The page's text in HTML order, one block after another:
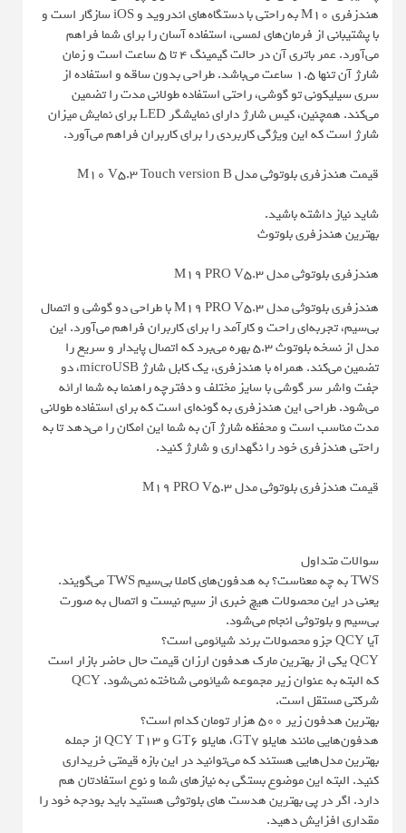
هندزفری M10 به راحتی با دستگاه‌های اندروید و iOS سازگار است و
با پشتیبانی از فرمان‌های لمسی، استفاده آسان را برای شما فراهم
می‌آورد. عمر باتری آن در حالت گیمینگ 4 تا 5 ساعت است و زمان
شارژ آن تنها 1.5 ساعت می‌باشد. طراحی بدون ساقه و استفاده از
سری سیلیکونی تو گوشی، راحتی استفاده طولانی مدت را تضمین
می‌کند. همچنین، کیس شارژ دارای نمایشگر LED برای نمایش میزان
شارژ است که این ویژگی کاربردی را برای کاربران فراهم می‌آورد.
قیمت هندزفری بلوتوثی مدل M10 V5.3 Touch version B
شاید نیاز داشته باشید.
بهترین هندزفری بلوتوث
هندزفری بلوتوثی مدل M19 PRO V5.3
هندزفری بلوتوثی مدل M19 PRO V5.3 با طراحی دو گوشی و اتصال
بی‌سیم، تجربه‌ای راحت و کارآمد را برای کاربران فراهم می‌آورد. این
مدل از نسخه بلوتوث 5.3 بهره می‌برد که اتصال پایدار و سریع را
تضمین می‌کند. همراه با هندزفری، یک کابل شارژ microUSB، دو
جفت واشر سر گوشی با سایز مختلف و دفترچه راهنما به شما ارائه
می‌شود. طراحی این هندزفری به گونه‌ای است که برای استفاده طولانی
مدت مناسب است و محفظه شارژ آن به شما این امکان را می‌دهد تا به
راحتی هندزفری خود را نگهداری و شارژ کنید.
قیمت هندزفری بلوتوثی مدل M19 PRO V5.3
سوالات متداول
TWS به چه معناست؟ به هدفون‌های کاملا بی‌سیم TWS می‌گویند.
یعنی در این محصولات هیچ خبری از سیم نیست و اتصال به صورت
بی‌سیم و بلوتوثی انجام می‌شود.
آیا QCY جزو محصولات برند شیائومی است؟
QCY یکی از بهترین مارک هدفون ارزان قیمت حال حاضر بازار است
که البته به عنوان زیر مجموعه شیائومی شناخته نمی‌شود. QCY
شرکتی مستقل است.
بهترین هدفون زیر 500 هزار تومان کدام است؟
هدفون‌هایی مانند هایلو GT7، هایلو GT6 و QCY T13 از جمله
بهترین مدل‌هایی هستند که می‌توانید در این بازه قیمتی خریداری
کنید. البته این موضوع بستگی به نیازهای شما و نوع استفادتان هم
دارد. اگر در پی بهترین هدست های بلوتوثی هستید باید بودجه خود را
مقداری افزایش دهید.